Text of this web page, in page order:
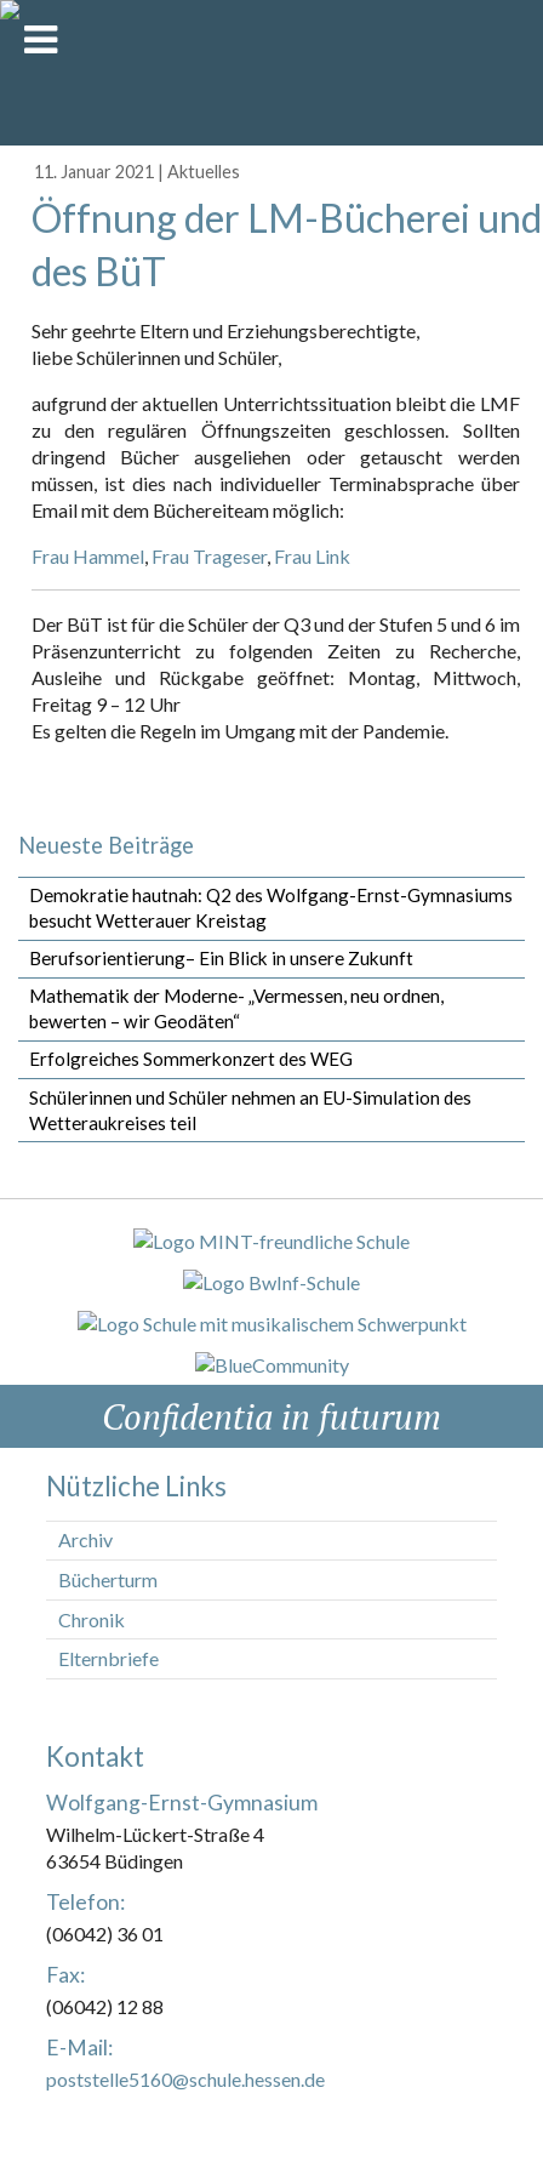
11. Januar 2021 |Aktuelles
Öffnung der LM-Bücherei und
des BüT
Sehr geehrte Eltern und Erziehungsberechtigte,
liebe Schülerinnen und Schüler,
aufgrund der aktuellen Unterrichtssituation bleibt die LMF
zu den regulären Öffnungszeiten geschlossen. Sollten
dringend Bücher ausgeliehen oder getauscht werden
müssen, ist dies nach individueller Terminabsprache über
Email mit dem Büchereiteam möglich:
Frau Hammel, Frau Trageser, Frau Link
Der BüT ist für die Schüler der Q3 und der Stufen 5 und 6 im
Präsenzunterricht zu folgenden Zeiten zu Recherche,
Ausleihe und Rückgabe geöffnet: Montag, Mittwoch,
Freitag 9 – 12 Uhr
Es gelten die Regeln im Umgang mit der Pandemie.
Neueste Beiträge
Demokratie hautnah: Q2 des Wolfgang-Ernst-Gymnasiums
besucht Wetterauer Kreistag
Berufsorientierung– Ein Blick in unsere Zukunft
Mathematik der Moderne- „Vermessen, neu ordnen,
bewerten – wir Geodäten“
Erfolgreiches Sommerkonzert des WEG
Schülerinnen und Schüler nehmen an EU-Simulation des
Wetteraukreises teil
Confidentia in futurum
Nützliche Links
Archiv
Bücherturm
Chronik
Elternbriefe
Kontakt
Wolfgang-Ernst-Gymnasium
Wilhelm-Lückert-Straße 4
63654 Büdingen
Telefon:
(06042) 36 01
Fax:
(06042) 12 88
E-Mail:
poststelle5160@schule.hessen.de